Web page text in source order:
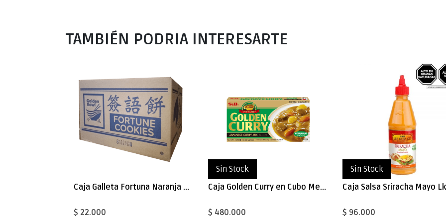
TAMBIÉN PODRIA INTERESARTE
Caja Galleta Fortuna Naranja 350uni
$ 22.000
Sin Stock
Caja Golden Curry en Cubo Medio Picante 220gx60
$ 480.000
Sin Stock
$ 96.000